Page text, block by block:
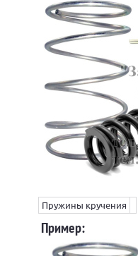
Пружины кручения
Пример: